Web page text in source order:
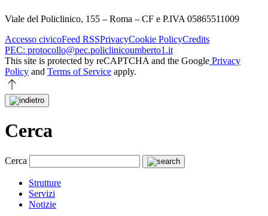
Viale del Policlinico, 155 – Roma – CF e P.IVA 05865511009
Accesso civicoFeed RSSPrivacyCookie PolicyCredits
PEC: protocollo@pec.policlinicoumberto1.it
This site is protected by reCAPTCHA and the Google Privacy
Policy and Terms of Service apply.
Cerca
Cerca
Strutture
Servizi
Notizie